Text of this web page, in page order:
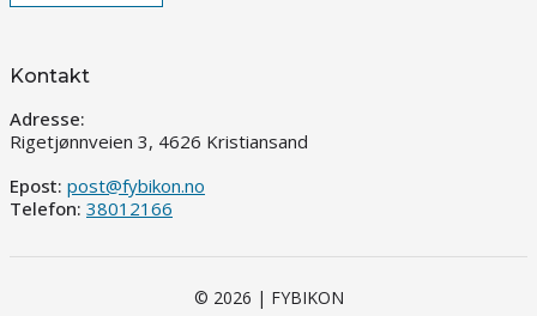
Kontakt
Adresse:
Rigetjønnveien 3, 4626 Kristiansand
Epost: post@fybikon.no
Telefon: 38012166
© 2026 | FYBIKON